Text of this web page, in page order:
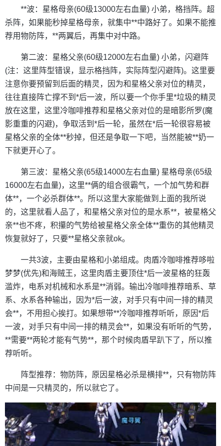
**波：星格母亲(60级13000左右血量) 小弟，格挡阵。超
杀阵，如果能秒掉星格母亲，就集中**中路好了。如果不能推
荐用物防阵，**两翼后，再集中对中路。
第二波：星格父亲(60级12000左右血量) 小弟，闪避阵
(注：这里阵型错误，显示格挡阵，实际阵型闪避阵)。这里要
注意你要预留到后面的精灵，因为和星格父亲对位的精灵，
往往直接阵亡撑不到*后一波，所以要一个你手里*垃圾的精灵
放在这里，这里冷咖啡推荐和星格父亲对位的是暗影所罗(魔
影重重的闪避)，争取活到*后一轮，虽然在*后一轮很容易被
星格父亲的全体**秒掉，但还是争取一下吧，当然能被**奶一
下就更开心了。
第三波：星格父亲(65级14000左右血量) 星格母亲(65级
16000左右血量)，这里**俩的组合很霸气，一个加气势和群
体**，一个必杀群体**。所以这里大家能做到上面的我所说
的，这里就看人品了，和星格父亲对位的是水系**，被星格父
亲**也不疼，积攥的气势给被星格父亲全体**重伤的其他精灵
恢复就好了，只要**星格父亲就ok。
一共3波，主要由星格和小弟组成。肉盾冷咖啡推荐哆啦
梦梦(优先)和海贼王，这里肉盾主要顶住*后一波星格的狂轰
滥炸，电系对机械和水系是**消弱。输出冷咖啡推荐暗系、草
系、水系各种输出，因为*后一波，对手只有中间一排的精灵
会**，不用担心挨打。如果想带**冷咖啡推荐听听，原因*后
一波，对手只有中间一排的精灵会**，如果没有听听的气势，
**需要**两轮才能有气势**，那个时候肉盾早趴下了，所以推
荐听听。
阵型推荐：物防阵，原因星格必杀是横排**，只有物防阵
中间是一只精灵的，所以就它了。